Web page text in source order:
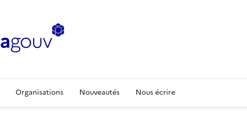
Organisations Nouveautés Nous écrire